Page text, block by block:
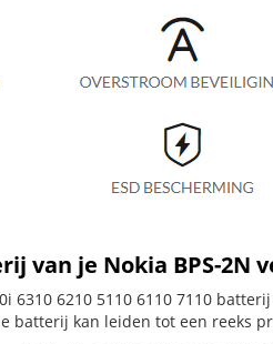
van je Nokia BPS-2N
6310 6210 5110 6110 7110
batterij kan leiden tot een reeks